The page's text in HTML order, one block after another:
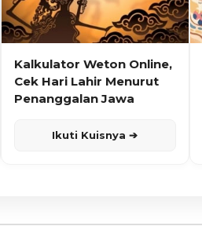
Kalkulator Weton Online,
Cek Hari Lahir Menurut
Penanggalan Jawa
Ikuti Kuisnya ➔